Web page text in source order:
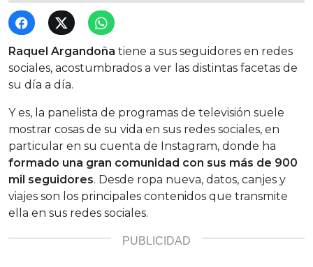
Raquel Argandoña tiene a sus seguidores en redes
sociales, acostumbrados a ver las distintas facetas de
su día a día.
Y es, la panelista de programas de televisión suele
mostrar cosas de su vida en sus redes sociales, en
particular en su cuenta de Instagram, donde ha
formado una gran comunidad con sus más de 900
mil seguidores. Desde ropa nueva, datos, canjes y
viajes son los principales contenidos que transmite
ella en sus redes sociales.